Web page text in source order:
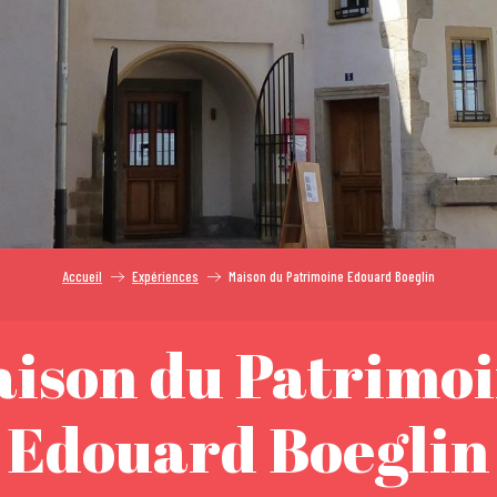
Accueil Expériences Maison du Patrimoine Edouard Boeglin
du
Edouard Boeglin